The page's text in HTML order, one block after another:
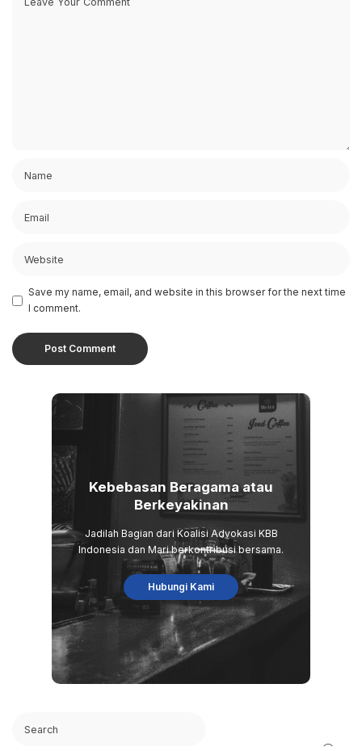
Save my name, email, and website in this browser for the next time
I comment.
Kebebasan Beragama atau
Berkeyakinan
Jadilah Bagian dari Koalisi Advokasi KBB
Indonesia dan Mari berkontribusi bersama.
Hubungi Kami